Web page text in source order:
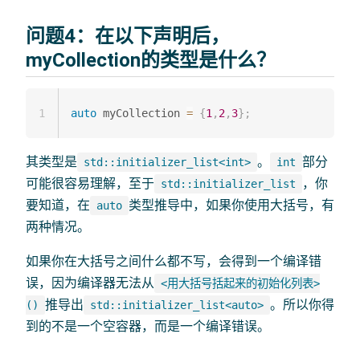
问题4：在以下声明后，
myCollection的类型是什么？
auto myCollection = {1 , 2, 3} ;
1
其类型是 std::initializer_list<int> 。 int 部分
可能很容易理解，至于 std::initializer_list
，你
要知道，在
auto 类型推导中，如果你使用大括号，有
两种情况。
如果你在大括号之间什么都不写，会得到一个编译错
误，因为编译器无法从
<用大括号括起来的初始化列表>
()
推导出 std::initializer_list<auto> 。所以你得
到的不是一个空容器，而是一个编译错误。